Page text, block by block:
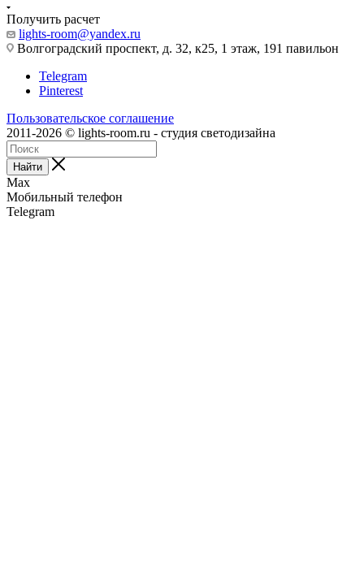
Получить расчет
lights-room@yandex.ru
Волгоградский проспект, д. 32, к25, 1 этаж, 191 павильон
Telegram
Pinterest
Пользовательское соглашение
2011-2026 © lights-room.ru - студия светодизайна
Найти
Max
Мобильный телефон
Telegram